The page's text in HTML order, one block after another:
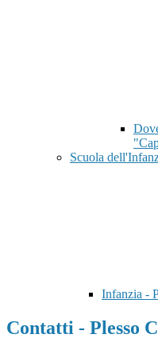
Scuola
Infanzia -
Contatti - Plesso